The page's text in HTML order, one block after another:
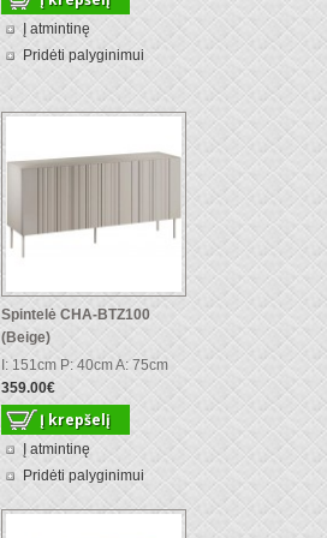
Į atmintinę
Pridėti palyginimui
Spintelė CHA-BTZ100
(Beige)
I: 151cm P: 40cm A: 75cm
359.00€
Į atmintinę
Pridėti palyginimui